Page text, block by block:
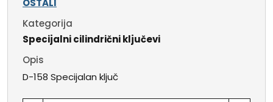
OSTALI
Kategorija
Specijalni cilindrični ključevi
Opis
D-158 Specijalan ključ